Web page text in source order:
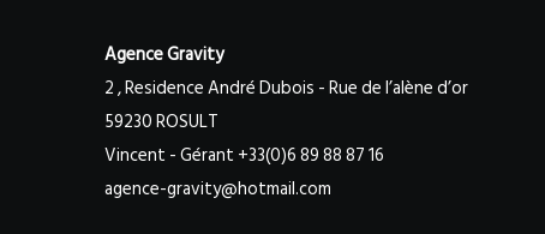
Agence Gravity
2 , Residence André Dubois - Rue de l’alène d’or
59230 ROSULT
Vincent - Gérant +33(0)6 89 88 87 16
agence-gravity@hotmail.com